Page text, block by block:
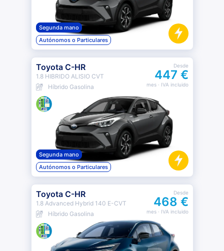
Segunda mano
Autónomos o Particulares
Toyota C-HR
1.8 HIBRIDO ALISIO CVT
Híbrido Gasolina
Desde
447 €
mes· IVA incluido
Segunda mano
Autónomos o Particulares
Toyota C-HR
1.8 Advanced Hybrid 140 E-CVT
Híbrido Gasolina
Desde
468 €
mes· IVA incluido